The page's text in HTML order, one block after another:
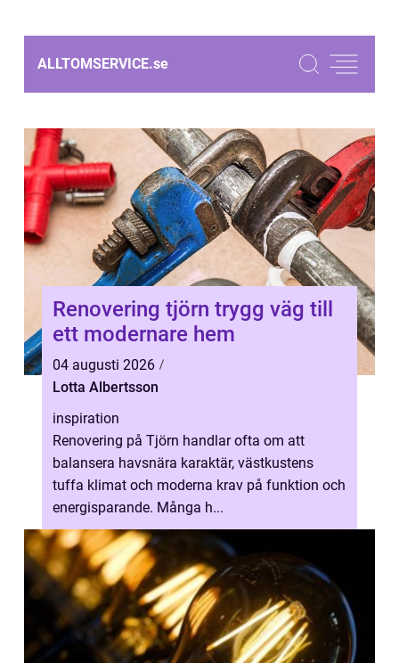
ALLTOMSERVICE.se
Renovering tjörn trygg väg till
ett modernare hem
04 augusti 2026
Lotta Albertsson
inspiration
Renovering på Tjörn handlar ofta om att
balansera havsnära karaktär, västkustens
tuffa klimat och moderna krav på funktion och
energisparande. Många h...